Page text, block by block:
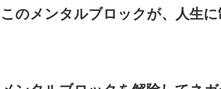
このメンタルブロックが、人生に